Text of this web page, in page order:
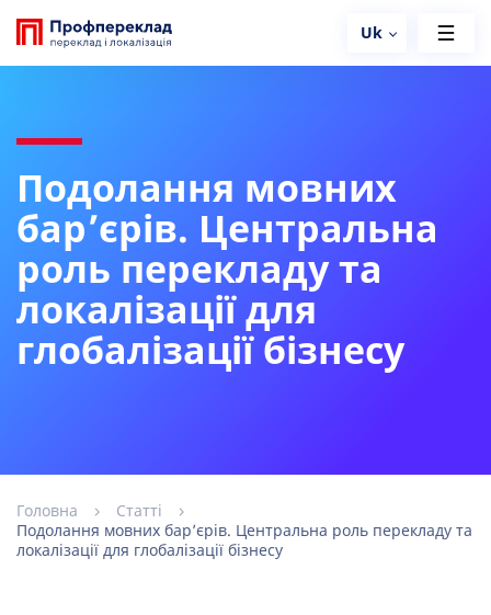
Uk
Подолання мовних
бар’єрів. Центральна
роль перекладу та
локалізації для
глобалізації бізнесу
Головна
Статті
Подолання мовних бар’єрів. Центральна роль перекладу та
локалізації для глобалізації бізнесу